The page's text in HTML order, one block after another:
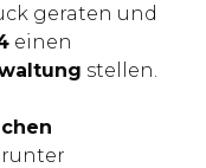
geraten und
einen
stellen.